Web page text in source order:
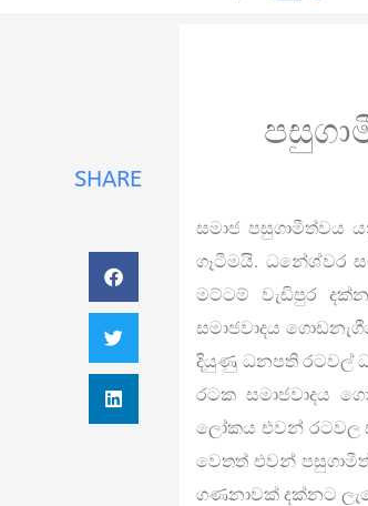
SHARE
සමාජ පසුගාමීත්වය
ගෑටීමයි. ධනේශ්වර
මට්ටම් වැඩිපුර
සමාජවාදය
දියුණු ධනපති රටවල්
රටක සමාජවාදය
ලෝකය එවන් රටවල
වෙතත් එවන්
ගණනාවක් දක්නට